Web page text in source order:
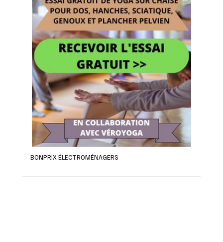
BONPRIX ÉLECTROMÉNAGERS